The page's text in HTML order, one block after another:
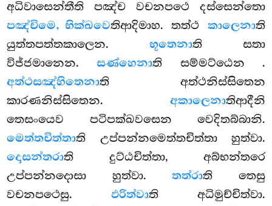
අධිවාසෙන්තීති පඤ්ච වචනපථෙ දස්සෙන්තො
පඤ්චිමෙ, භික්ඛවෙතිආදිමාහ. තත්ථ කාලෙනාති
යුත්තපත්තකාලෙන. භූතෙනාති සතා
විජ්ජමානෙන.සණ්හෙනාති සම්මට්ඨෙන .
අත්ථසඤ්හිතෙනාති අත්ථනිස්සිතෙන
කාරණනිස්සිතෙන. අකාලෙනාතිආදීනි
තෙසංයෙව පටිපක්ඛවසෙන වෙදිතබ්බානි.
මෙත්තචිත්තාති උප්පන්නමෙත්තචිත්තා හුත්වා.
දොසන්තරාති දුට්ඨචිත්තා, අබ්භන්තරෙ
උප්පන්නදොසා හුත්වා.තත්රාති තෙසු
වචනපථෙසු. ඵරිත්වාති අධිමුච්චිත්වා.